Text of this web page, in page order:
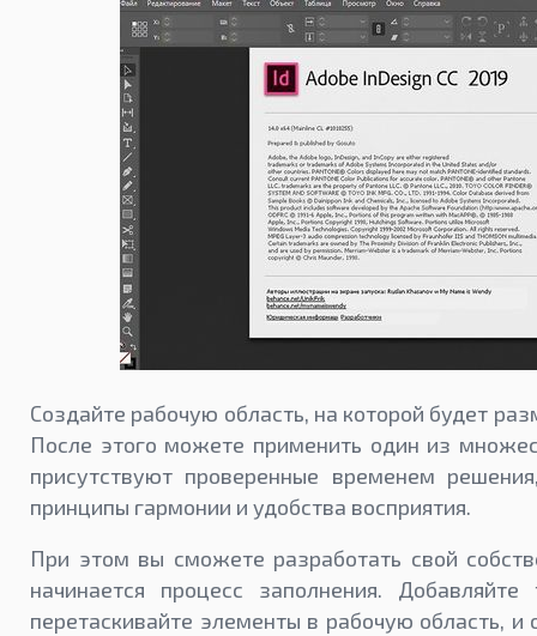
Создайте рабочую область, на которой будет
После этого можете применить один из
присутствуют проверенные временем
принципы гармонии и удобства восприятия.
При этом вы сможете разработать свой
начинается процесс заполнения.
перетаскивайте элементы в рабочую область, и